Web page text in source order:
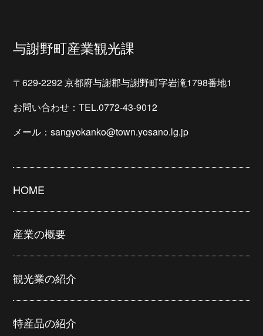
与謝野町産業観光課
〒629-2292 京都府与謝郡与謝野町字岩滝1798番地1
お問い合わせ：TEL.0772-43-9012
メール：sangyokanko@town.yosano.lg.jp
HOME
産業の概要
観光業の紹介
特産品の紹介